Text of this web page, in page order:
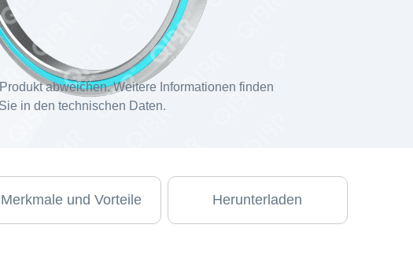
abweichen. Weitere Informationen finden
Sie in den technischen Daten.
Merkmale und Vorteile Herunterladen